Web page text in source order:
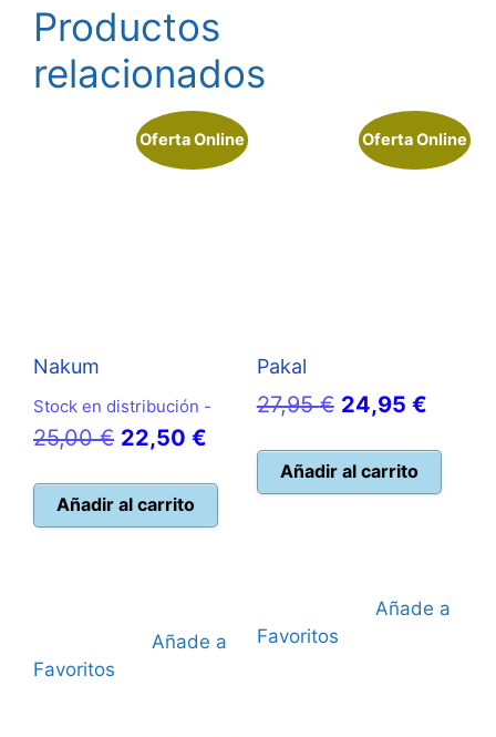
Productos
relacionados
Oferta Online
Nakum
Stock en distribución -
25,00€ El
original
era:
22,50 €
actual
es:
Añadir al carrito
Añade a
Favoritos
Oferta Online
Pakal
27,95€ El
original
era:
24,95 €El
es:
Añadir al carrito
Añade a
Favoritos